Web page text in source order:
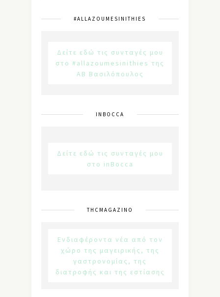
#ALLAZOUMESINITHIES
Δείτε εδώ τις συνταγές μου
στο #allazoumesinithies της
ΑΒ Βασιλόπουλος
INBOCCA
Δείτε εδώ τις συνταγές μου
στο inBocca
THCMAGAZINO
Ενδιαφέροντα νέα από τον
χώρο της μαγειρικής, της
γαστρονομίας, της
διατροφής και της εστίασης